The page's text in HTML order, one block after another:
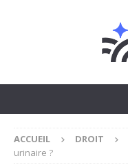
ACCUEIL DROIT
urinaire ?